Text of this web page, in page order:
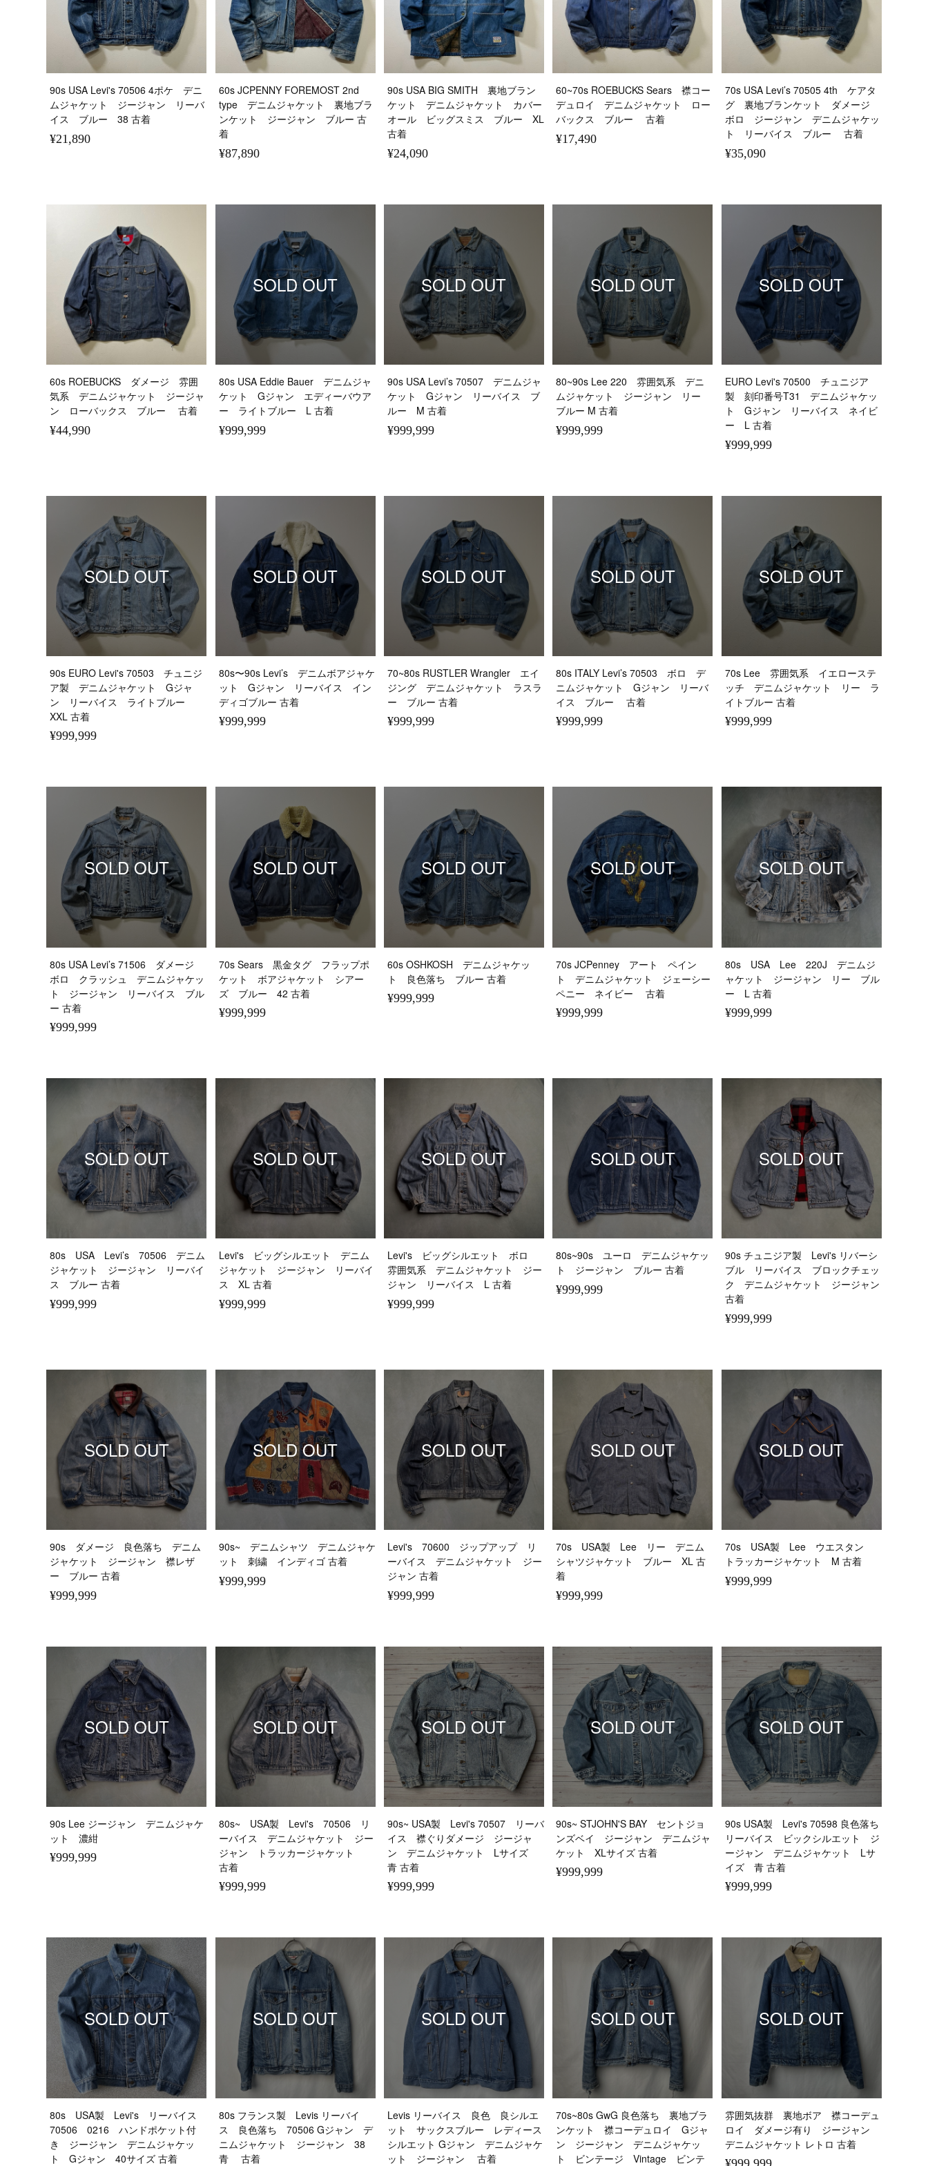
90s USA Levi's 70506 4ポケ デニ
ムジャケット ジージャン リーバ
イス ブルー 38 古着
¥21,890
60s JCPENNY FOREMOST 2nd
type デニムジャケット 裏地ブラ
ンケット ジージャン ブルー 古
着
¥87,890
90s USA BIG SMITH 裏地ブラン
ケット デニムジャケット カバー
オール ビッグスミス ブルー XL
古着
¥24,090
60~70s ROEBUCKS Sears 襟コー
デュロイ デニムジャケット ロー
バックス ブルー 古着
¥17,490
70s USA Levi’s 70505 4th ケアタ
グ 裏地ブランケット ダメージ
ボロ ジージャン デニムジャケッ
ト リーバイス ブルー 古着
¥35,090
60s ROEBUCKS ダメージ 雰囲
気系 デニムジャケット ジージャ
ン ローバックス ブルー 古着
¥44,990
SOLD OUT
80s USA Eddie Bauer デニムジャ
ケット Gジャン エディーバウア
ー ライトブルー L 古着
¥999,999
SOLD OUT
90s USA Levi’s 70507 デニムジャ
ケット Gジャン リーバイス ブ
ルー M 古着
¥999,999
SOLD OUT
80~90s Lee 220 雰囲気系 デニ
ムジャケット ジージャン リー
ブルー M 古着
¥999,999
SOLD OUT
EURO Levi's 70500 チュニジア
製 刻印番号T31 デニムジャケッ
ト Gジャン リーバイス ネイビ
ー L 古着
¥999,999
SOLD OUT
90s EURO Levi's 70503 チュニジ
ア製 デニムジャケット Gジャ
ン リーバイス ライトブルー
XXL 古着
¥999,999
SOLD OUT
80s〜90s Levi’s デニムボアジャケ
ット Gジャン リーバイス イン
ディゴブルー 古着
¥999,999
SOLD OUT
70~80s RUSTLER Wrangler エイ
ジング デニムジャケット ラスラ
ー ブルー 古着
¥999,999
SOLD OUT
80s ITALY Levi’s 70503 ボロ デ
ニムジャケット Gジャン リーバ
イス ブルー 古着
¥999,999
SOLD OUT
70s Lee 雰囲気系 イエローステ
ッチ デニムジャケット リー ラ
イトブルー 古着
¥999,999
SOLD OUT
80s USA Levi’s 71506 ダメージ
ボロ クラッシュ デニムジャケッ
ト ジージャン リーバイス ブル
ー 古着
¥999,999
SOLD OUT
70s Sears 黒金タグ フラップポ
ケット ボアジャケット シアー
ズ ブルー 42 古着
¥999,999
SOLD OUT
60s OSHKOSH デニムジャケッ
ト 良色落ち ブルー 古着
¥999,999
SOLD OUT
70s JCPenney アート ペイン
ト デニムジャケット ジェーシー
ペニー ネイビー 古着
¥999,999
SOLD OUT
80s USA Lee 220J デニムジ
ャケット ジージャン リー ブル
ー L 古着
¥999,999
SOLD OUT
80s USA Levi’s 70506 デニム
ジャケット ジージャン リーバイ
ス ブルー 古着
¥999,999
SOLD OUT
Levi's ビッグシルエット デニム
ジャケット ジージャン リーバイ
ス XL 古着
¥999,999
SOLD OUT
Levi's ビッグシルエット ボロ
雰囲気系 デニムジャケット ジー
ジャン リーバイス L 古着
¥999,999
SOLD OUT
80s~90s ユーロ デニムジャケッ
ト ジージャン ブルー 古着
¥999,999
SOLD OUT
90s チュニジア製 Levi's リバーシ
ブル リーバイス ブロックチェッ
ク デニムジャケット ジージャン
古着
¥999,999
SOLD OUT
90s ダメージ 良色落ち デニム
ジャケット ジージャン 襟レザ
ー ブルー 古着
¥999,999
SOLD OUT
90s~ デニムシャツ デニムジャケ
ット 刺繍 インディゴ 古着
¥999,999
SOLD OUT
Levi's 70600 ジップアップ リ
ーバイス デニムジャケット ジー
ジャン 古着
¥999,999
SOLD OUT
70s USA製 Lee リー デニム
シャツジャケット ブルー XL 古
着
¥999,999
SOLD OUT
70s USA製 Lee ウエスタン
トラッカージャケット M 古着
¥999,999
SOLD OUT
90s Lee ジージャン デニムジャケ
ット 濃紺
¥999,999
SOLD OUT
80s~ USA製 Levi's 70506 リ
ーバイス デニムジャケット ジー
ジャン トラッカージャケット
古着
¥999,999
SOLD OUT
90s~ USA製 Levi's 70507 リーバ
イス 襟ぐりダメージ ジージャ
ン デニムジャケット Lサイズ
青 古着
¥999,999
SOLD OUT
90s~ STJOHN'S BAY セントジョ
ンズベイ ジージャン デニムジャ
ケット XLサイズ 古着
¥999,999
SOLD OUT
90s USA製 Levi's 70598 良色落ち
リーバイス ビックシルエット ジ
ージャン デニムジャケット Lサ
イズ 青 古着
¥999,999
SOLD OUT
80s USA製 Levi's リーバイス
70506 0216 ハンドポケット付
き ジージャン デニムジャケッ
ト Gジャン 40サイズ 古着
SOLD OUT
80s フランス製 Levis リーバイ
ス 良色落ち 70506 Gジャン デ
ニムジャケット ジージャン 38
青 古着
SOLD OUT
Levis リーバイス 良色 良シルエ
ット サックスブルー レディース
シルエット Gジャン デニムジャケ
ット ジージャン 古着
SOLD OUT
70s~80s GwG 良色落ち 裏地ブラ
ンケット 襟コーデュロイ Gジャ
ン ジージャン デニムジャケッ
ト ビンテージ Vintage ビンテ
SOLD OUT
雰囲気抜群 裏地ボア 襟コーデュ
ロイ ダメージ有り ジージャン
デニムジャケット レトロ 古着